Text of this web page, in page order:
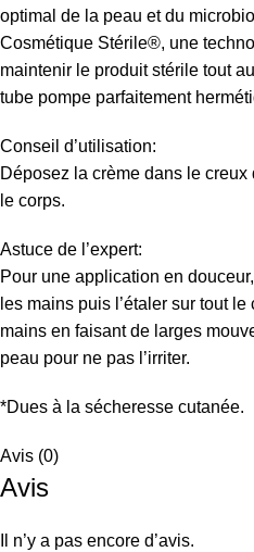
optimal de la peau et du
Cosmétique Stérile®, une
maintenir le produit stérile tout
tube pompe parfaitement
Conseil d’utilisation:
Déposez la crème dans le creux
le corps.
Astuce de l’expert:
Pour une application en
les mains puis l’étaler sur tout
mains en faisant de larges
peau pour ne pas l’irriter.
*Dues à la sécheresse cutanée.
Avis (0)
Avis
Il n’y a pas encore d’avis.